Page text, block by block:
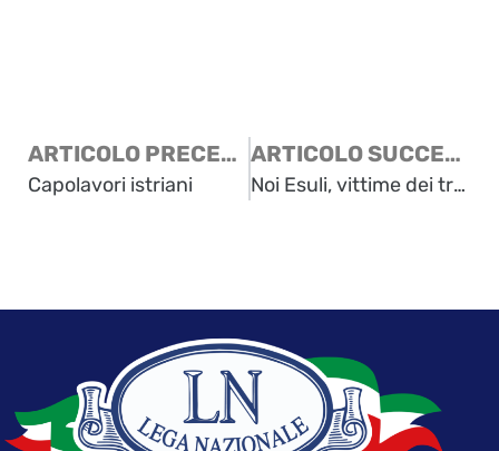
ARTICOLO PRECEDENTE
Capolavori istriani
ARTICOLO SUCCESSIVO
Noi Esuli, vittime dei trattati, della politica e dei nostri rappresentanti “politici”